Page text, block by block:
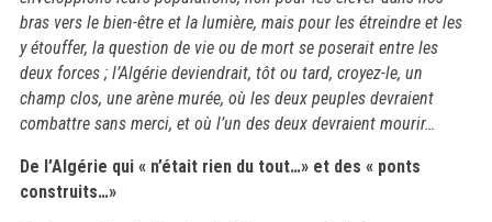
bras vers le bien-être et la lumière, mais pour les étreindre et les
y étouffer, la question de vie ou de mort se poserait entre les
deux forces ; l’Algérie deviendrait, tôt ou tard, croyez-le, un
champ clos, une arène murée, où les deux peuples devraient
combattre sans merci, et où l’un des deux devraient mourir…
De l’Algérie qui « n’était rien du tout…» et des « ponts
construits…»